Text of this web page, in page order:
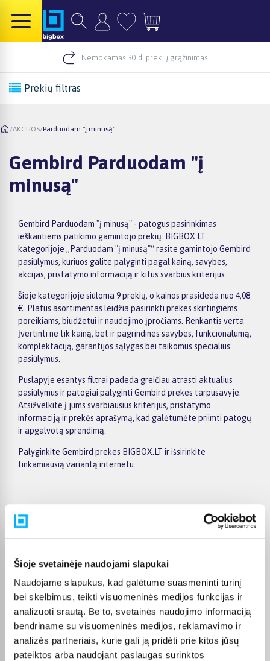
Šioje svetainėje naudojami slapukai
Naudojame slapukus, kad galėtume suasmeninti turinį
bei skelbimus, teikti visuomeninės medijos funkcijas ir
analizuoti srautą. Be to, svetainės naudojimo informaciją
bendriname su visuomeninės medijos, reklamavimo ir
analizės partneriais, kurie gali ją pridėti prie kitos jūsų
pateiktos arba naudojant paslaugas surinktos
Nemokamas 30 d. prekių grąžinimas
Prekių filtras
/AKCIJOS/Parduodam "į minusą"
Gembird Parduodam "į
minusą"
Gembird Parduodam "į minusą" - patogus pasirinkimas
ieškantiems patikimo gamintojo prekių. BIGBOX.LT
kategorijoje „Parduodam "į minusą"“ rasite gamintojo Gembird
pasiūlymus, kuriuos galite palyginti pagal kainą, savybes,
akcijas, pristatymo informaciją ir kitus svarbius kriterijus.
Šioje kategorijoje siūloma 9 prekių, o kainos prasideda nuo 4,08
€. Platus asortimentas leidžia pasirinkti prekes skirtingiems
poreikiams, biudžetui ir naudojimo įpročiams. Renkantis verta
įvertinti ne tik kainą, bet ir pagrindines savybes, funkcionalumą,
komplektaciją, garantijos sąlygas bei taikomus specialius
pasiūlymus.
Puslapyje esantys filtrai padeda greičiau atrasti aktualius
pasiūlymus ir patogiai palyginti Gembird prekes tarpusavyje.
Atsižvelkite į jums svarbiausius kriterijus, pristatymo
informaciją ir prekės aprašymą, kad galėtumėte priimti patogų
ir apgalvotą sprendimą.
Palyginkite Gembird prekes BIGBOX.LT ir išsirinkite
tinkamiausią variantą internetu.
Pirkėjų atsiliepimai apie prekes
Olev S.
Patvirtintas pirkėjas
Kokybiškas. Pristatymas greitas. Rekomenduoju+++
Vahur T.